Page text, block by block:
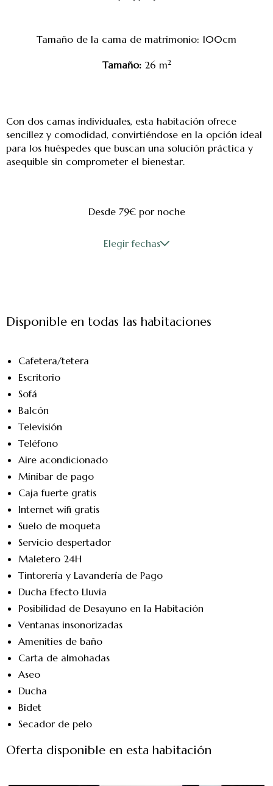
Tamaño de la cama de matrimonio: 100cm
Tamaño:26 m2
Con dos camas individuales, esta habitación ofrece
sencillez y comodidad, convirtiéndose en la opción ideal
para los huéspedes que buscan una solución práctica y
asequible sin comprometer el bienestar.
Desde 79€por noche
Elegir fechas
Disponible en todas las habitaciones
Cafetera/tetera
Escritorio
Sofá
Balcón
Televisión
Teléfono
Aire acondicionado
Minibar de pago
Caja fuerte gratis
Internet wifi gratis
Suelo de moqueta
Servicio despertador
Maletero 24H
Tintorería y Lavandería de Pago
Ducha Efecto Lluvia
Posibilidad de Desayuno en la Habitación
Ventanas insonorizadas
Amenities de baño
Carta de almohadas
Aseo
Ducha
Bidet
Secador de pelo
Oferta disponible en esta habitación